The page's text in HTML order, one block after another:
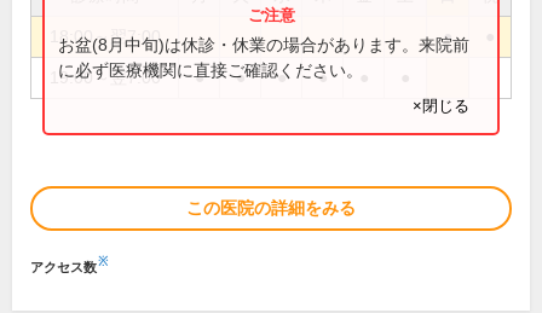
18:00～翌7:00 ●
19:00～翌7:00 ● ● ● ●
お盆(8月中旬)は休診・休業の場合があります。来院前
に必ず医療機関に直接ご確認ください。
×閉じる
この医院の詳細をみる
アクセス数※